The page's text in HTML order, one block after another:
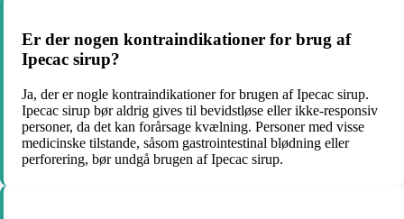
Er der nogen kontraindikationer for brug af
Ipecac sirup?
Ja, der er nogle kontraindikationer for brugen af Ipecac sirup.
Ipecac sirup bør aldrig gives til bevidstløse eller ikke-responsiv
personer, da det kan forårsage kvælning. Personer med visse
medicinske tilstande, såsom gastrointestinal blødning eller
perforering, bør undgå brugen af Ipecac sirup.